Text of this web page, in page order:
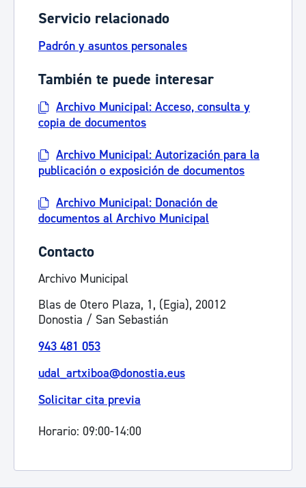
Servicio relacionado
Padrón y asuntos personales
También te puede interesar
Archivo Municipal: Acceso, consulta y
copia de documentos
Archivo Municipal: Autorización para la
publicación o exposición de documentos
Archivo Municipal: Donación de
documentos al Archivo Municipal
Contacto
Archivo Municipal
Blas de Otero Plaza, 1, (Egia), 20012
Donostia / San Sebastián
943 481 053
udal_artxiboa@donostia.eus
Solicitar cita previa
Horario: 09:00-14:00